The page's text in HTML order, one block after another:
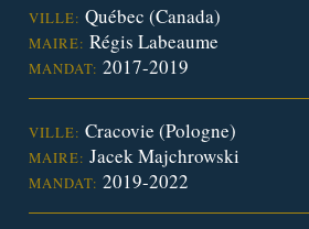
VILLE: Québec (Canada)
MAIRE: Régis Labeaume
MANDAT: 2017-2019
VILLE: Cracovie (Pologne)
MAIRE: Jacek Majchrowski
MANDAT: 2019-2022